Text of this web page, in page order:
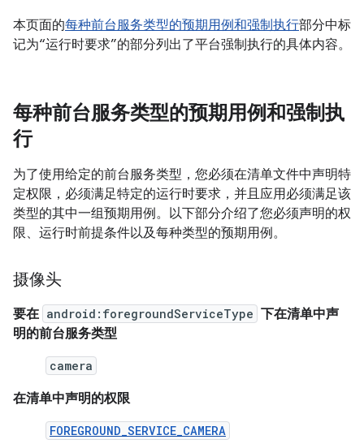
本页面的每种前台服务类型的预期用例和强制执行部分中标
记为“运行时要求”的部分列出了平台强制执行的具体内容。
每种前台服务类型的预期用例和强制执
行
为了使用给定的前台服务类型，您必须在清单文件中声明特
定权限，必须满足特定的运行时要求，并且应用必须满足该
类型的其中一组预期用例。以下部分介绍了您必须声明的权
限、运行时前提条件以及每种类型的预期用例。
摄像头
要在 android:foregroundServiceType 下在清单中声
明的前台服务类型
camera
在清单中声明的权限
FOREGROUND_SERVICE_CAMERA